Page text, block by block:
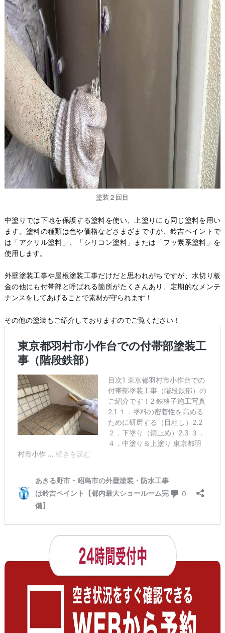
塗装２回目
中塗りでは下地を保護する塗料を使い、上塗りにも同じ塗料を用い
ます。塗料の種類は色や価格などさまざまですが、鈴吉ペイントで
は「アクリル塗料」、「シリコン塗料」または「フッ素系塗料」を
使用します。
外壁塗装工事や屋根塗装工事だけだと思われがちですが、水切り板
金の他にも付帯部と呼ばれる箇所がたくさんあり、定期的なメンテ
ナンスをしてあげることで素材が守られます！
その他の塗装もご紹介しておりますのでご覧ください！